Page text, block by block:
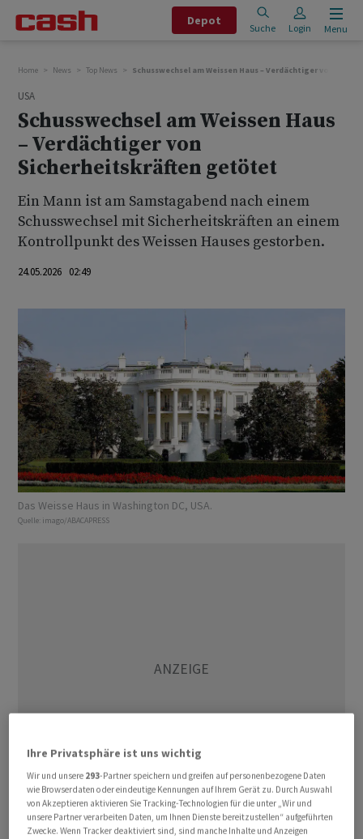
Depot
Suche Login Menu
Home News Top News Schusswechsel am Weissen Haus – Verdächtiger von
USA
Schusswechsel am Weissen Haus
– Verdächtiger von
Sicherheitskräften getötet
Ein ‌Mann ⁠ist am Samstagabend nach einem
Schusswechsel mit Sicherheitskräften ⁠an einem
Kontrollpunkt des Weissen Hauses gestorben.
24.05.2026 02:49
Das Weisse Haus in Washington DC, USA.
Quelle: imago/ABACAPRESS
Der Mann habe sich ‌dem Kontrollpunkt an der 17.
Ihre Privatsphäre ist uns wichtig
Wir und unsere 293-Partner speichern und greifen auf personenbezogene Daten
wie Browserdaten oder eindeutige Kennungen auf Ihrem Gerät zu. Durch Auswahl
von Akzeptieren aktivieren Sie Tracking-Technologien für die unter „Wir und
unsere Partner verarbeiten Daten, um Ihnen Dienste bereitzustellen“ aufgeführten
Zwecke. Wenn Tracker deaktiviert sind, sind manche Inhalte und Anzeigen